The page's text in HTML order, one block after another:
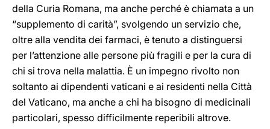
della Curia Romana, ma anche perché è chiamata a un
“supplemento di carità”, svolgendo un servizio che,
oltre alla vendita dei farmaci, è tenuto a distinguersi
per l’attenzione alle persone più fragili e per la cura di
chi si trova nella malattia. È un impegno rivolto non
soltanto ai dipendenti vaticani e ai residenti nella Città
del Vaticano, ma anche a chi ha bisogno di medicinali
particolari, spesso difficilmente reperibili altrove.